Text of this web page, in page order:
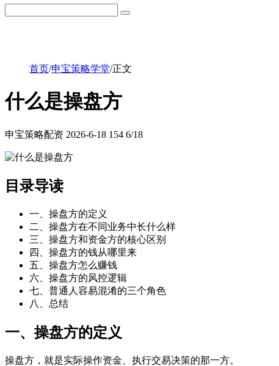
首页/申宝策略学堂/正文
什么是操盘方
申宝策略配资 2026-6-18 154 6/18
目录导读
一、操盘方的定义
二、操盘方在不同业务中长什么样
三、操盘方和资金方的核心区别
四、操盘方的钱从哪里来
五、操盘方怎么赚钱
六、操盘方的风控逻辑
七、普通人容易混淆的三个角色
八、总结
一、操盘方的定义
操盘方，就是实际操作资金、执行交易决策的那一方。